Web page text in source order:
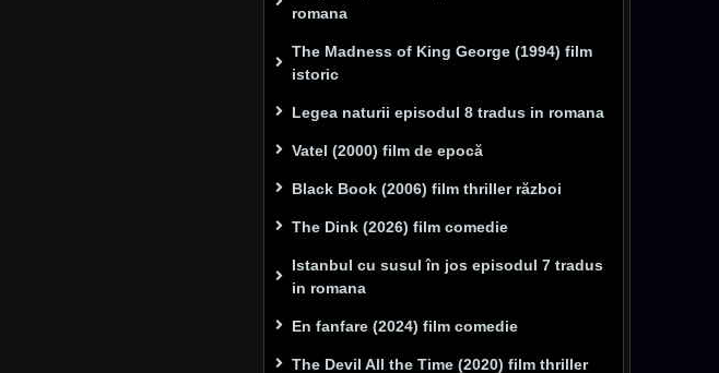
romana
The Madness of King George (1994) film
istoric
Legea naturii episodul 8 tradus in romana
Vatel (2000) film de epocă
Black Book (2006) film thriller război
The Dink (2026) film comedie
Istanbul cu susul în jos episodul 7 tradus
in romana
En fanfare (2024) film comedie
The Devil All the Time (2020) film thriller